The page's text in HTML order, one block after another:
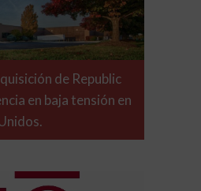
de Republic
en baja tensión en